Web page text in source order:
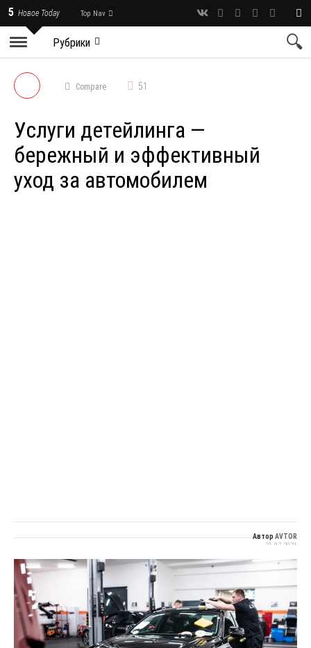
5 Новое Today Top Nav
Рубрики
Compare 51
Услуги детейлинга —
бережный и эффективный
уход за автомобилем
АвторAVTOR
21.07.2021